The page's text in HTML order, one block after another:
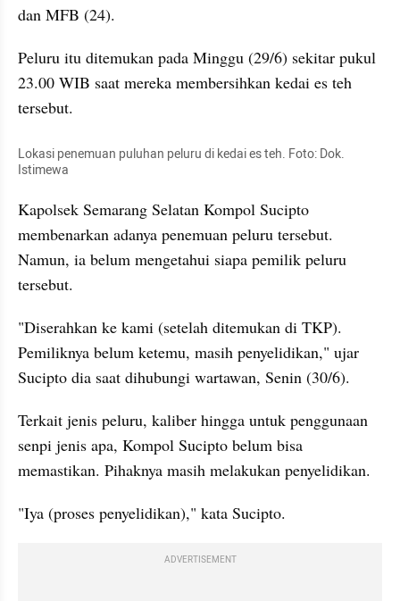
dan MFB (24).
Peluru itu ditemukan pada Minggu (29/6) sekitar pukul
23.00 WIB saat mereka membersihkan kedai es teh
tersebut.
Lokasi penemuan puluhan peluru di kedai es teh. Foto: Dok.
Istimewa
Kapolsek Semarang Selatan Kompol Sucipto
membenarkan adanya penemuan peluru tersebut.
Namun, ia belum mengetahui siapa pemilik peluru
tersebut.
"Diserahkan ke kami (setelah ditemukan di TKP).
Pemiliknya belum ketemu, masih penyelidikan," ujar
Sucipto dia saat dihubungi wartawan, Senin (30/6).
Terkait jenis peluru, kaliber hingga untuk penggunaan
senpi jenis apa, Kompol Sucipto belum bisa
memastikan. Pihaknya masih melakukan penyelidikan.
"Iya (proses penyelidikan)," kata Sucipto.
ADVERTISEMENT